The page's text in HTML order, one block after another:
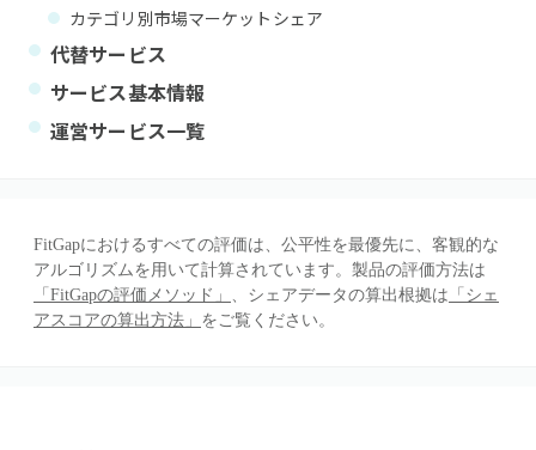
カテゴリ別市場マーケットシェア
代替サービス
サービス基本情報
運営サービス一覧
FitGapにおけるすべての評価は、公平性を最優先に、客観的な
アルゴリズムを用いて計算されています。製品の評価方法は
「FitGapの評価メソッド」 、シェアデータの算出根拠は 「シェ
アスコアの算出方法」 をご覧ください。